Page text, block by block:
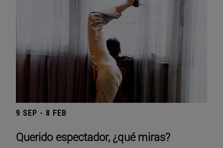
9 SEP - 8 FEB
Querido espectador, ¿qué miras?